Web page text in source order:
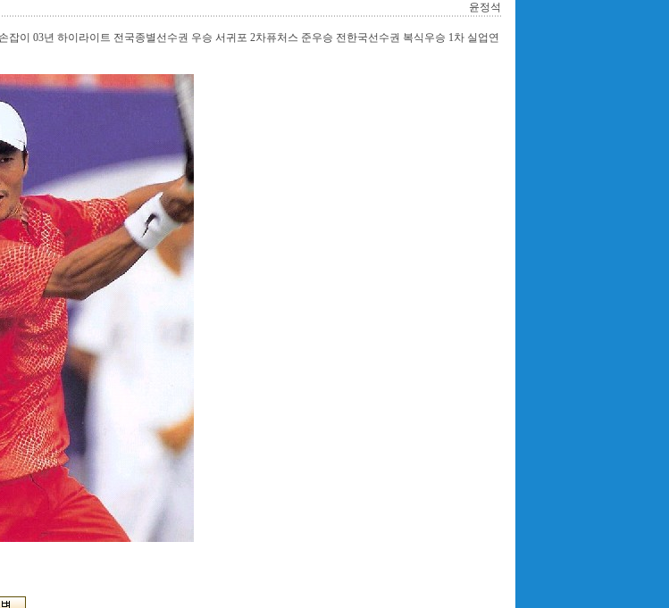
윤정석
잡이 03년 하이라이트 전국종별선수권 우승 서귀포 2차퓨처스 준우승 전한국선수권 복식우승 1차 실업연